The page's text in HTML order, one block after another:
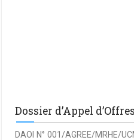
Dossier d’Appel
DAOI N° 001/AGREE/MRHE/